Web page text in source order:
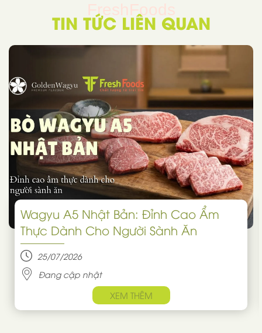
FreshFoods
TIN TỨC LIÊN QUAN
Wagyu A5 Nhật Bản: Đỉnh Cao Ẩm
Thực Dành Cho Người Sành Ăn
25/07/2026
Đang cập nhật
XEM THÊM